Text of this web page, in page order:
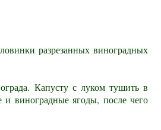
разрезанных виноградных
Капусту с луком тушить в
виноградные ягоды, после чего